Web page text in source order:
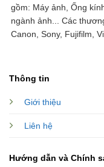
gồm: Máy ảnh, Ống
ngành ảnh...
Các
Canon, Sony, Fujifilm,
Thông tin
Giới thiệu
Liên hệ
Hướng dẫn và Chính